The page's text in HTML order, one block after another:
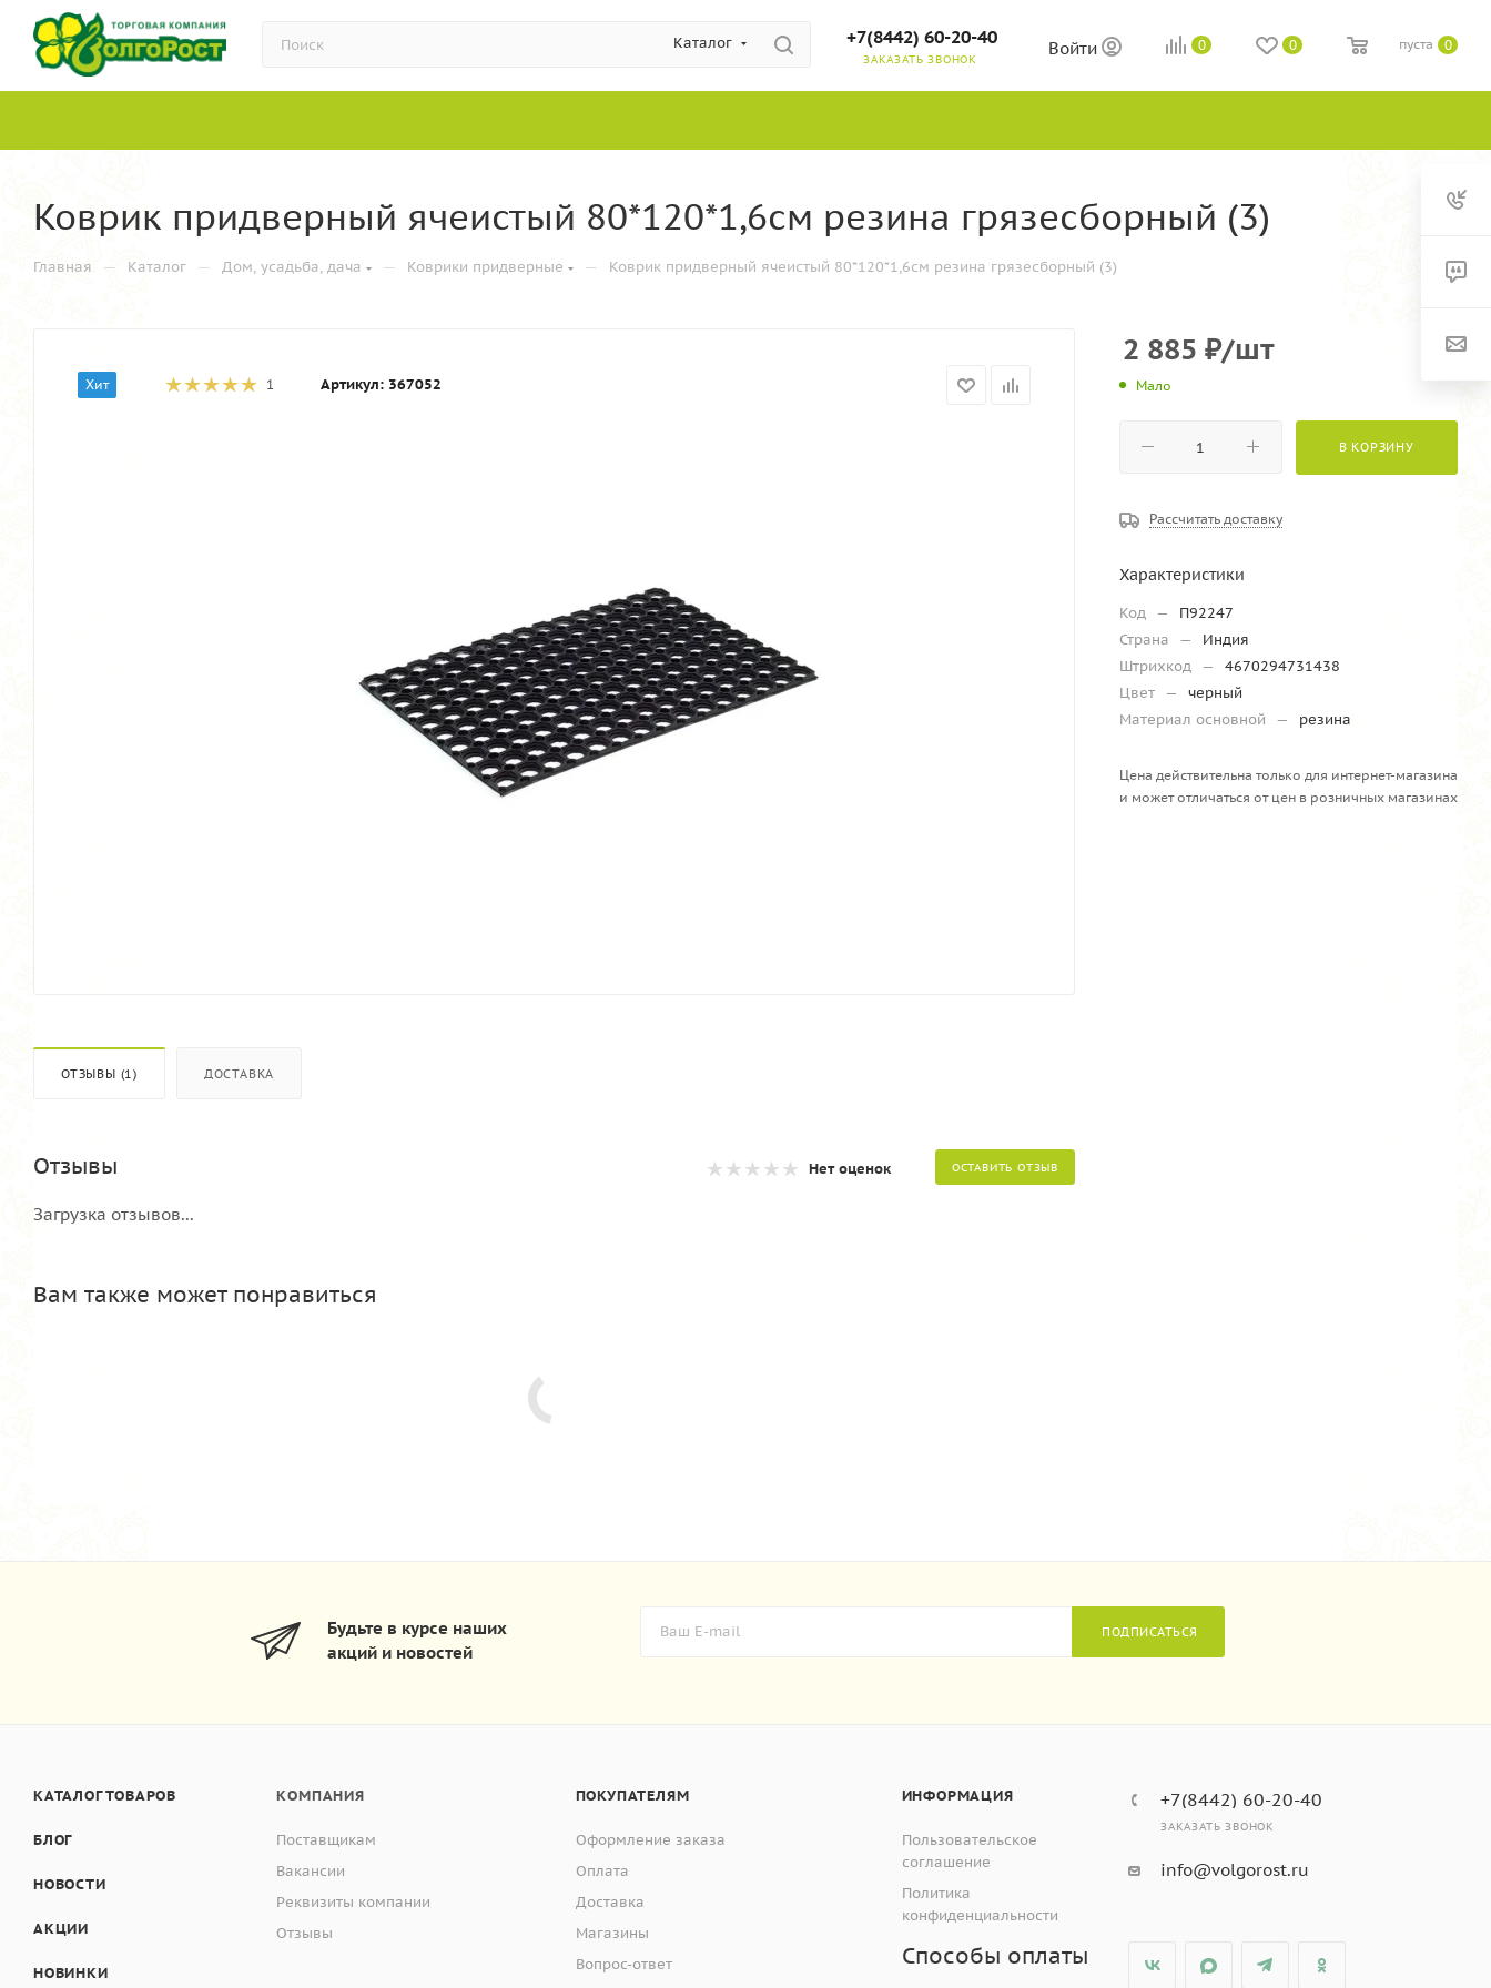
Каталог +7(8442) 60-20-40
ЗАКАЗАТЬ ЗВОНОК
Войти 0 0 0
пуста
Коврик придверный ячеистый 80*120*1,6см резина грязесборный (3)
Главная — Каталог — Дом, усадьба, дача — Коврики придверные — Коврик придверный ячеистый 80*120*1,6см резина грязесборный (3)
Хит 1 Артикул: 367052
ОТЗЫВЫ (1) ДОСТАВКА
Отзывы Нет оценок ОСТАВИТЬ ОТЗЫВ
Загрузка отзывов...
Вам также может понравиться
2 885 ₽/шт
Мало
В КОРЗИНУ
Рассчитать доставку
Характеристики
Код —
П92247
Страна
—
Индия
Штрихкод —
4670294731438
Цвет —
черный
Материал основной
— резина
Цена действительна только для интернет-магазина
и может отличаться от цен в розничных магазинах
Будьте в курсе наших
акций и новостей
ПОДПИСАТЬСЯ
КАТАЛОГ ТОВАРОВ
БЛОГ
НОВОСТИ
АКЦИИ
НОВИНКИ
КОМПАНИЯ
Поставщикам
Вакансии
Реквизиты компании
Отзывы
ПОКУПАТЕЛЯМ
Оформление заказа
Оплата
Доставка
Магазины
Вопрос-ответ
ИНФОРМАЦИЯ
Пользовательское
соглашение
Политика
конфиденциальности
Способы оплаты
+7(8442) 60-20-40
ЗАКАЗАТЬ ЗВОНОК
info@volgorost.ru